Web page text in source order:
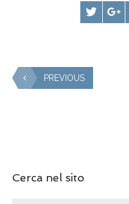
PREVIOUS
Cerca nel sito